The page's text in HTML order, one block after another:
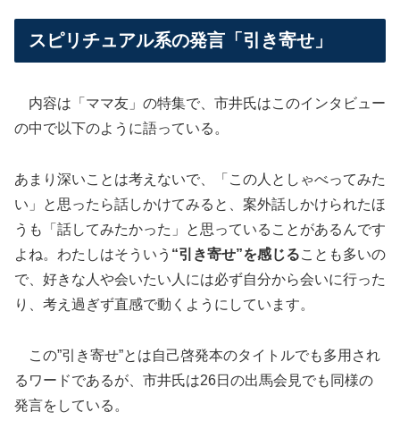
スピリチュアル系の発言「引き寄せ」
内容は「ママ友」の特集で、市井氏はこのインタビュー
の中で以下のように語っている。
あまり深いことは考えないで、「この人としゃべってみた
い」と思ったら話しかけてみると、案外話しかけられたほ
うも「話してみたかった」と思っていることがあるんです
よね。わたしはそういう “引き寄せ”を感じることも多いの
で、好きな人や会いたい人には必ず自分から会いに行った
り、考え過ぎず直感で動くようにしています。
この”引き寄せ”とは自己啓発本のタイトルでも多用され
るワードであるが、市井氏は26日の出馬会見でも同様の
発言をしている。